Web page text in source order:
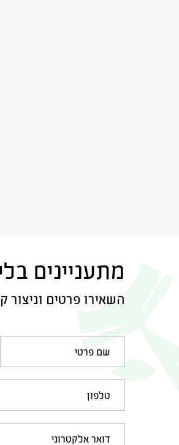
מתעניינים
השאירו פרטים וניצור
שם פרטי
טלפון
דואר אלקטרוני